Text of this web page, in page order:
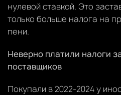
нулевой ставкой. Это
только больше налога на
пени.
Неверно платили налоги
поставщиков
Покупали в 2022-2024 у